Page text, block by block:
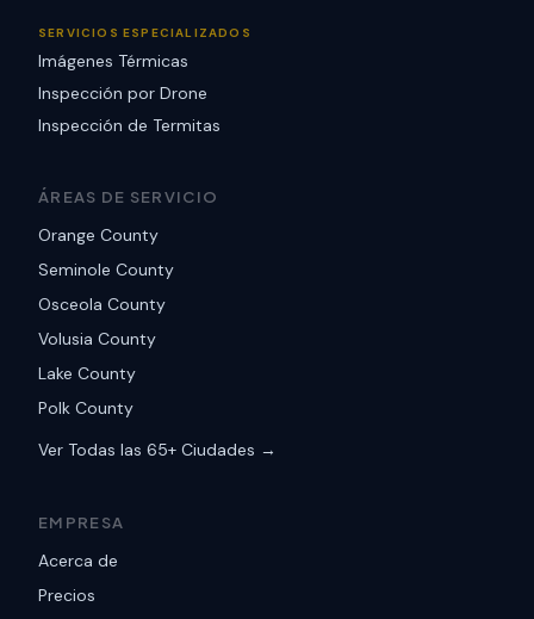
SERVICIOS ESPECIALIZADOS
Imágenes Térmicas
Inspección por Drone
Inspección de Termitas
ÁREAS DE SERVICIO
Orange County
Seminole County
Osceola County
Volusia County
Lake County
Polk County
Ver Todas las 65+ Ciudades →
EMPRESA
Acerca de
Precios